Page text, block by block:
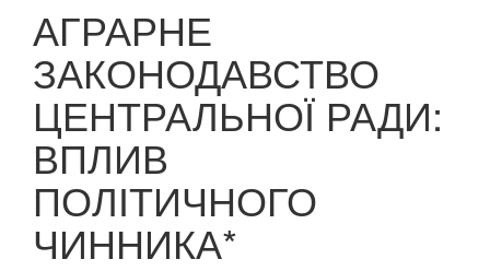
АГРАРНЕ
ЗАКОНОДАВСТВО
ЦЕНТРАЛЬНОЇ РАДИ:
ВПЛИВ
ПОЛІТИЧНОГО
ЧИННИКА*